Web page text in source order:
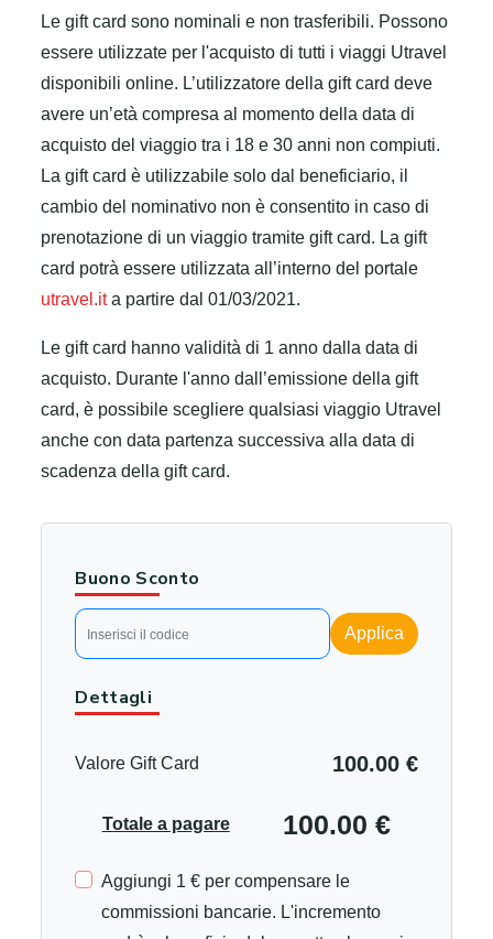
Le gift card sono nominali e non trasferibili. Possono
essere utilizzate per l'acquisto di tutti i viaggi Utravel
disponibili online. L’utilizzatore della gift card deve
avere un’età compresa al momento della data di
acquisto del viaggio tra i 18 e 30 anni non compiuti.
La gift card è utilizzabile solo dal beneficiario, il
cambio del nominativo non è consentito in caso di
prenotazione di un viaggio tramite gift card. La gift
card potrà essere utilizzata all’interno del portale
utravel.ita partire dal 01/03/2021.
Le gift card hanno validità di 1 anno dalla data di
acquisto. Durante l'anno dall’emissione della gift
card, è possibile scegliere qualsiasi viaggio Utravel
anche con data partenza successiva alla data di
scadenza della gift card.
Buono Sconto
Applica
Dettagli
Valore Gift Card 100.00 €
Totale a pagare 100.00 €
Aggiungi 1 € per compensare le
commissioni bancarie. L'incremento